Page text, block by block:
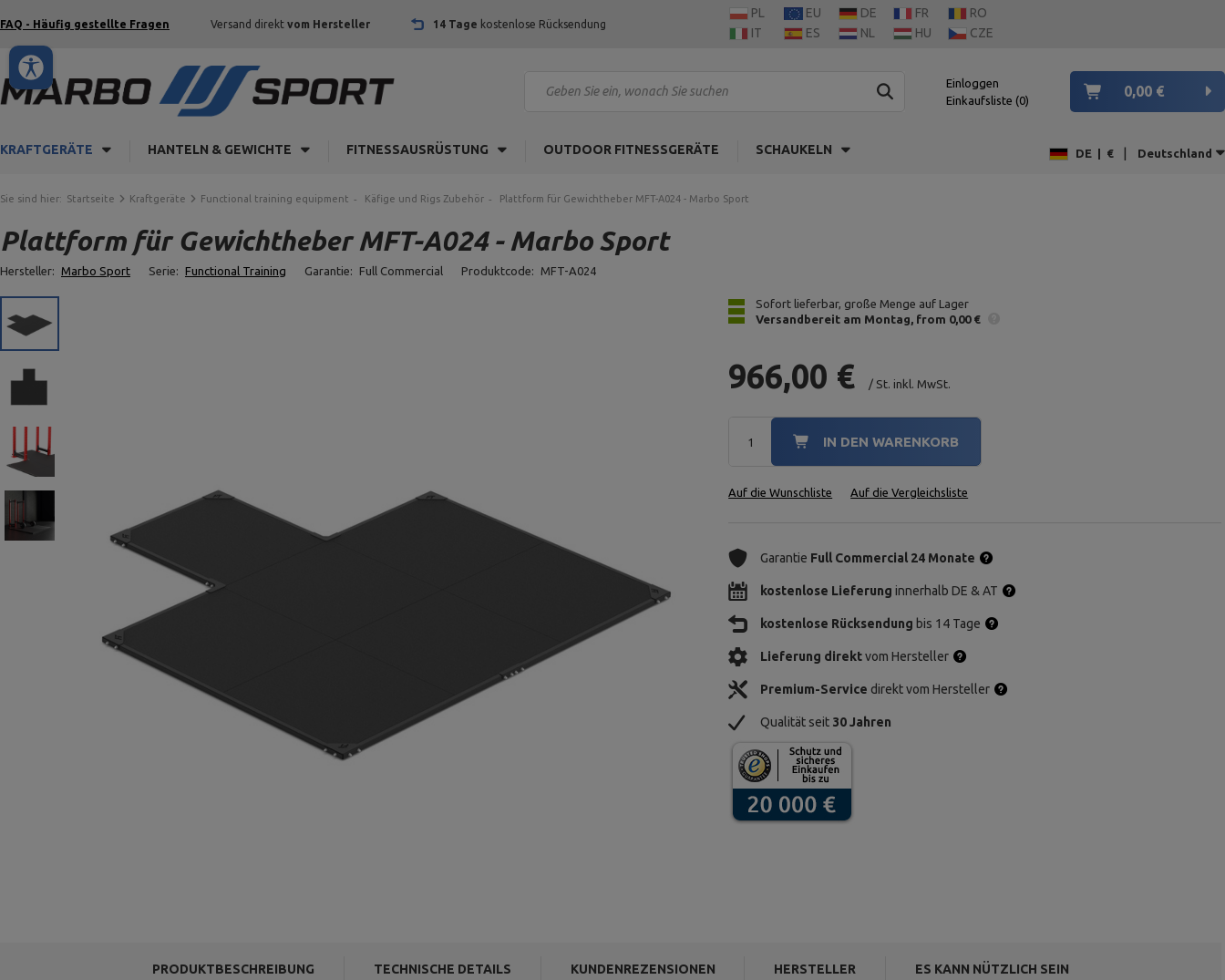
FAQ - Häufig gestellte Fragen Versand direkt vom Hersteller 14 Tage kostenlose Rücksendung
PL EU DE FR
RO
IT
ES NL HU CZE
Einloggen
Einkaufsliste 0
0,00 €
KRAFTGERÄTE HANTELN & GEWICHTE FITNESSAUSRÜSTUNG OUTDOOR FITNESSGERÄTE SCHAUKELN DE € | Deutschland
Sie sind hier: Startseite Kraftgeräte Functional training equipment Käfige und Rigs Zubehör Plattform für Gewichtheber MFT-A024 - Marbo Sport
Plattform für Gewichtheber MFT-A024 - Marbo Sport
Hersteller: Marbo Sport Serie: Functional Training Garantie: Full Commercial Produktcode: MFT-A024
Sofort lieferbar, große Menge auf Lager
Versandbereit am Montag from 0,00 €
966,00 € / St. inkl. MwSt.
IN DEN WARENKORB
Auf die Wunschliste Auf die Vergleichsliste
Garantie Full Commercial 24 Monate
kostenlose Lieferung innerhalb DE & AT
kostenlose Rücksendung bis 14 Tage
Lieferung direktvom Hersteller
Premium-Service direkt vom Hersteller
Qualität seit 30 Jahren
PRODUKTBESCHREIBUNG TECHNISCHE DETAILS KUNDENREZENSIONEN HERSTELLER ES KANN NÜTZLICH SEIN